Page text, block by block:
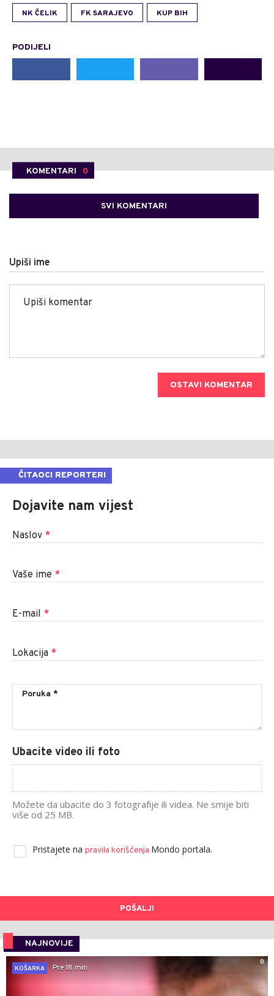
NK ČELIK FK SARAJEVO KUP BIH
PODIJELI
KOMENTARI 0
SVI KOMENTARI
Upiši ime
OSTAVI KOMENTAR
ČITAOCI REPORTERI
Dojavite nam vijest
Naslov *
Vaše ime *
E-mail *
Lokacija *
Ubacite video ili foto
Možete da ubacite do 3 fotografije ili videa. Ne smije biti
više od 25 MB.
Pristajete na pravila korišćenja Mondo portala.
POŠALJI
NAJNOVIJE
0
KOŠARKA
Pre 18 min